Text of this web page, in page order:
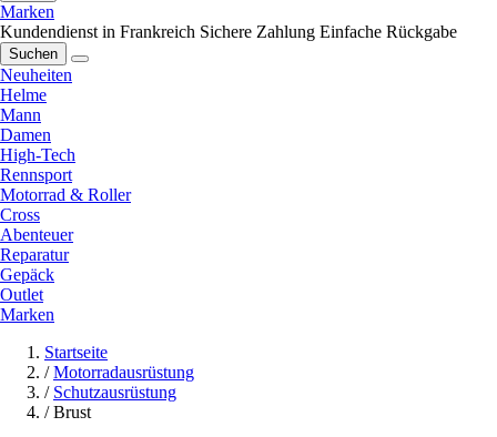
Marken
Kundendienst in Frankreich Sichere Zahlung Einfache Rückgabe
Suchen
Neuheiten
Helme
Mann
Damen
High-Tech
Rennsport
Motorrad & Roller
Cross
Abenteuer
Reparatur
Gepäck
Outlet
Marken
Startseite
/ Motorradausrüstung
/ Schutzausrüstung
/ Brust